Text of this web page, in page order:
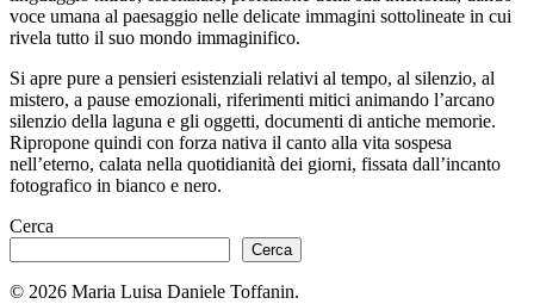
voce umana al paesaggio nelle delicate immagini sottolineate in cui
rivela tutto il suo mondo immaginifico.
Si apre pure a pensieri esistenziali relativi al tempo, al silenzio, al
mistero, a pause emozionali, riferimenti mitici animando l’arcano
silenzio della laguna e gli oggetti, documenti di antiche memorie.
Ripropone quindi con forza nativa il canto alla vita sospesa
nell’eterno, calata nella quotidianità dei giorni, fissata dall’incanto
fotografico in bianco e nero.
Cerca
Cerca
© 2026 Maria Luisa Daniele Toffanin.